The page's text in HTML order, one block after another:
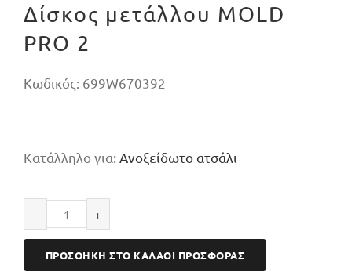
Δίσκος μετάλλου MOLD
PRO 2
Κωδικός: 699W670392
Κατάλληλο για: Ανοξείδωτο ατσάλι
305X2,2X1,8X25,4X60Z
Δίσκος
μετάλλου
ΠΡΟΣΘΉΚΗ ΣΤΟ ΚΑΛΆΘΙ ΠΡΟΣΦΟΡΆΣ